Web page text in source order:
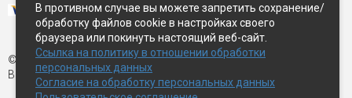
© Экспострой, 2026 г.
Все права защищены
В противном случае вы можете запретить сохранение/
обработку файлов cookie в настройках своего
браузера или покинуть настоящий веб-сайт.
Ссылка на политику в отношении обработки
персональных данных
Согласие на обработку персональных данных